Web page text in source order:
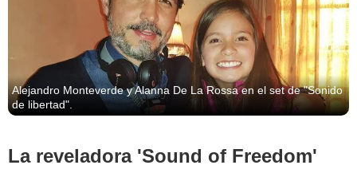
Alejandro Monteverde y Alanna De La Rossa en el set de "Sonido
de libertad".
La reveladora 'Sound of Freedom'